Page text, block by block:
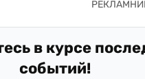
в курсе
событий!